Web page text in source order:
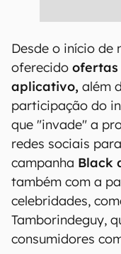
Desde o início de
oferecido ofertas
aplicativo, além
participação do
que "invade" a
redes sociais
campanha Black
também com a
celebridades,
Tamborindeguy,
consumidores